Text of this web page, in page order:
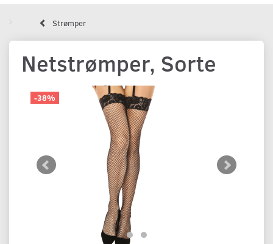
Strømper
Netstrømper, Sorte
-38%